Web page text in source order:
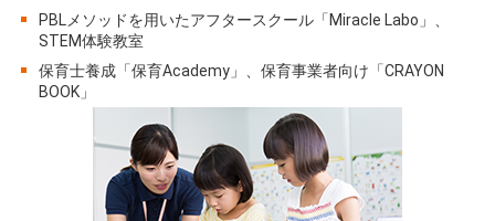
PBLメソッドを用いたアフタースクール「Miracle Labo」、
STEM体験教室
保育士養成「保育Academy」、保育事業者向け「CRAYON
BOOK」